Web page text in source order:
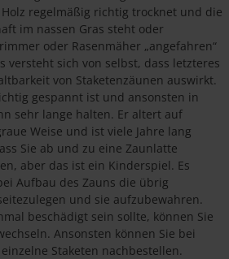
regelmäßig richtig trocknet und die
im nassen Gras steht oder
oder Rasenmäher „angefahren“
versteht sich von selbst, dass letzteres
von Staketenzäunen auswirkt.
gespannt ist und ansonsten in
sehr lange halten. Er altert auf
Weise und ist viele Jahre lang
Sie ab und zu eine Zaunlatte
aber das ist ein Kinderspiel. Es
Aufbau des Zauns die übrig
und sie aufzubewahren.
beschädigt sein sollte, können Sie
Ansonsten können Sie bei
Staketen nachbestellen.